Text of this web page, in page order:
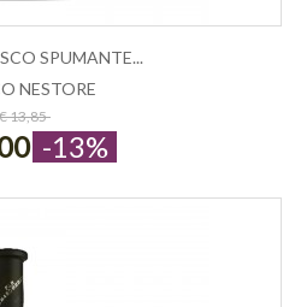
SPUMANTE...
NESTORE
13,85
-13%